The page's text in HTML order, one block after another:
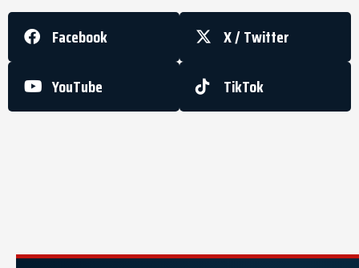
Facebook
X / Twitter
YouTube
TikTok